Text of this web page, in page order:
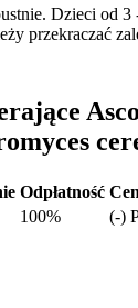
Dzieci od 3
przekraczać
Odpłatność
100% (-)